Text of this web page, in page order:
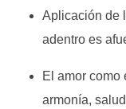
Aplicación de
adentro es
El amor como
armonía,